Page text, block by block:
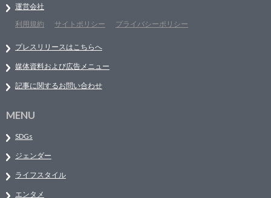
運営会社
利用規約
サイトポリシー プライバシーポリシー
プレスリリースはこちらへ
媒体資料および広告メニュー
記事に関するお問い合わせ
MENU
SDGs
ジェンダー
ライフスタイル
エンタメ